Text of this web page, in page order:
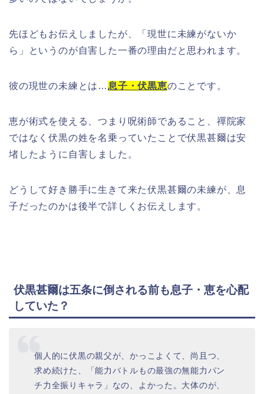
先ほどもお伝えしましたが、「現世に未練がないか
ら」というのが自害した一番の理由だと思われます。
彼の現世の未練とは… 息子・伏黒恵のことです。
恵が術式を使える、つまり呪術師であること、禪院家
ではなく伏黒の姓を名乗っていたことで伏黒甚爾は安
堵したように自害しました。
どうして好き勝手に生きて来た伏黒甚爾の未練が、息
子だったのかは後半で詳しくお伝えします。
伏黒甚爾は五条に倒される前も息子・恵を心配
していた？
個人的に伏黒の親父が、かっこよくて、尚且つ、
求め続けた、「能力バトルもの最強の無能力パン
チ力全振りキャラ」なの、よかった。大体のが、